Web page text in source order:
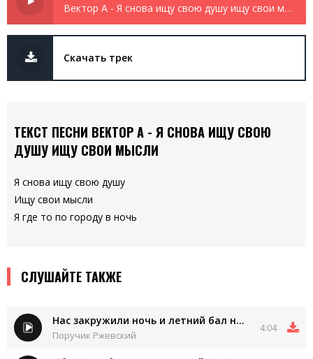
Вектор А - Я снова ищу свою душу ищу свои мысли
Скачать трек
ТЕКСТ ПЕСНИ ВЕКТОР А - Я СНОВА ИЩУ СВОЮ
ДУШУ ИЩУ СВОИ МЫСЛИ
Я снова ищу свою душу
Ищу свои мысли
Я где то по городу в ночь
СЛУШАЙТЕ ТАКЖЕ
Нас закружили ночь и летний бал ночь и бал
Поручик Ржевский
4:04